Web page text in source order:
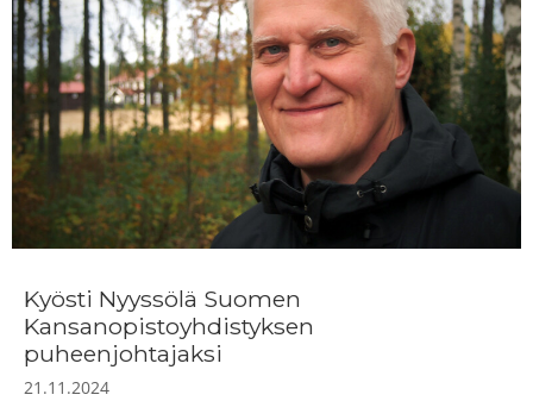
Kyösti Nyyssölä Suomen
Kansanopistoyhdistyksen
puheenjohtajaksi
21.11.2024